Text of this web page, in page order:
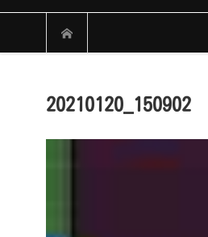
20210120_150902